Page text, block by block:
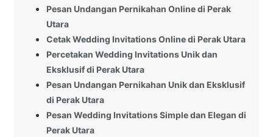
Pesan Undangan Pernikahan Online di Perak
Utara
Cetak Wedding Invitations Online di Perak Utara
Percetakan Wedding Invitations Unik dan
Eksklusif di Perak Utara
Pesan Undangan Pernikahan Unik dan Eksklusif
di Perak Utara
Pesan Wedding Invitations Simple dan Elegan di
Perak Utara